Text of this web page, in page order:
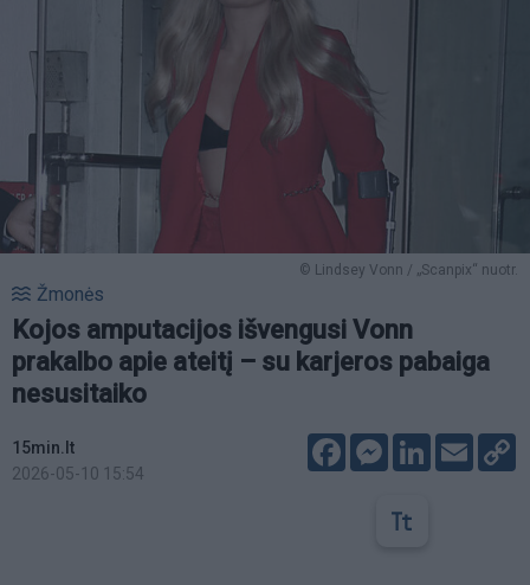
© Lindsey Vonn / „Scanpix“ nuotr.
Žmonės
Kojos amputacijos išvengusi Vonn
prakalbo apie ateitį – su karjeros pabaiga
nesusitaiko
15min.lt
2026-05-10 15:54
FacebookMessenger
LinkedIn
Email